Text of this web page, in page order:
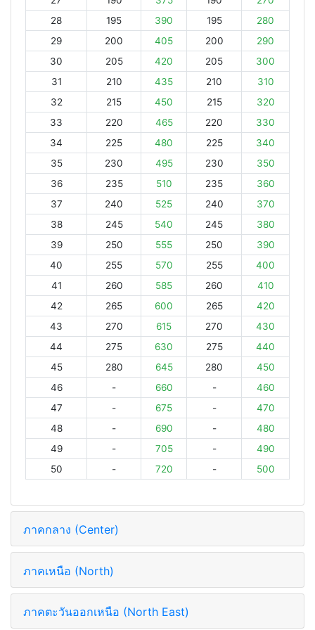
28
195 390 195
280
29
200 405 200
290
30
205 420 205
300
31
210 435 210
310
32
215 450 215
320
33
220 465 220
330
34
225 480 225
340
35
230 495 230
350
36
235 510 235
360
37
240 525 240
370
38
245 540 245
380
39
250 555 250
390
40
255 570 255
400
41
260 585 260
410
42
265 600 265
420
43
270 615 270
430
44
275 630 275
440
45
280 645 280
450
46
- 660 -
460
47
- 675 -
470
48
- 690 -
480
49
- 705 -
490
50
- 720 - 500
ภาคกลาง (Center)
ภาคเหนือ (North)
ภาคตะวันออกเหนือ (North East)